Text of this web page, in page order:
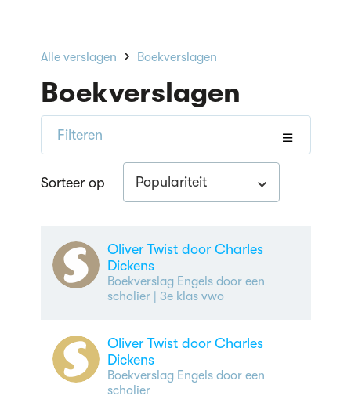
Alle verslagen Boekverslagen
Boekverslagen
Filteren
Sorteer op Populariteit
Oliver Twist door Charles
Dickens
Boekverslag Engels door een
scholier| 3e klas vwo
Oliver Twist door Charles
Dickens
Boekverslag Engels door een
scholier